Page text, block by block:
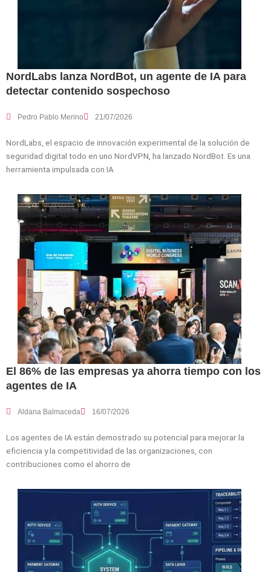
NordLabs lanza NordBot, un agente de IA para
detectar contenido sospechoso
Pedro Pablo Merino 21/07/2026
NordLabs, el espacio de innovación experimental de la solución de
seguridad digital todo en uno NordVPN, ha lanzado NordBot. Es una
herramienta impulsada con IA
El 86% de las empresas ya ahorra tiempo con los
agentes de IA
Aldana Balmaceda 16/07/2026
Los agentes de IA están demostrado su potencial para mejorar la
eficiencia y la competitividad de las organizaciones, con
contribuciones como el ahorro de